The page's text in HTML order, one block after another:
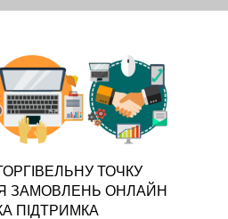
ТОЧКУ
ЗАМОВЛЕНЬ ОНЛАЙН
ПІДТРИМКА